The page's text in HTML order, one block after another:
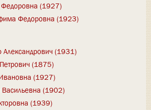
(1927)
Федоровна (1923)
Александрович (1931)
(1875)
(1927)
(1902)
(1939)